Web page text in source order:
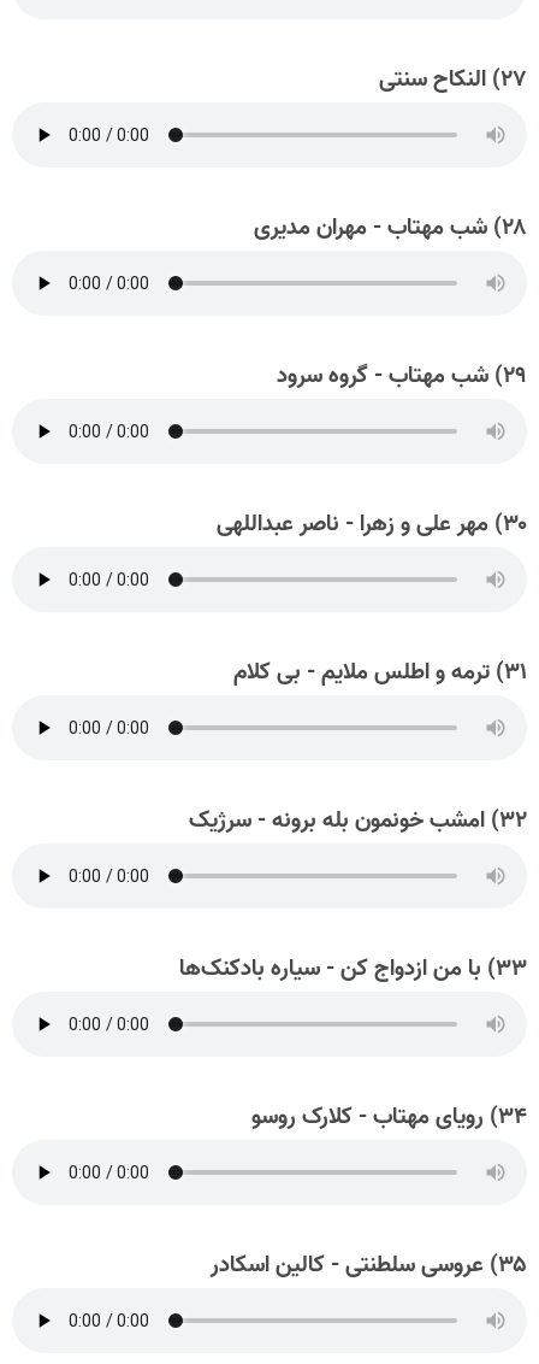
۲۷) النکاح سنتی
۲۸) شب مهتاب - مهران مدیری
۲۹) شب مهتاب - گروه سرود
۳۰) مهر علی و زهرا - ناصر عبداللهی
۳۱) ترمه و اطلس ملایم - بی کلام
۳۲) امشب خونمون بله برونه - سرژیک
۳۳) با من ازدواج کن - سیاره بادکنک‌ها
۳۴) رویای مهتاب - کلارک روسو
۳۵) عروسی سلطنتی - کالین اسکادر